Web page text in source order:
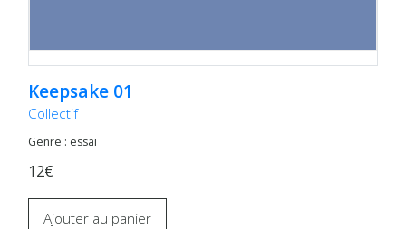
Keepsake 01
Collectif
Genre : essai
12€
Ajouter au panier